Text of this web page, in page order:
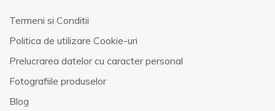
Termeni si Conditii
Politica de utilizare Cookie-uri
Prelucrarea datelor cu caracter personal
Fotografiile produselor
Blog